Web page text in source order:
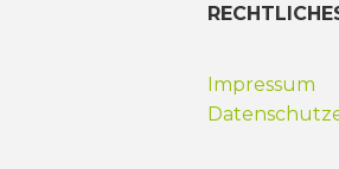
Impressum